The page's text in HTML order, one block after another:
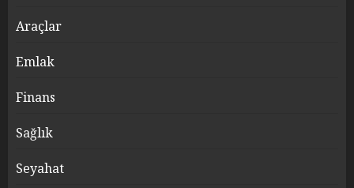
Araçlar
Emlak
Finans
Sağlık
Seyahat